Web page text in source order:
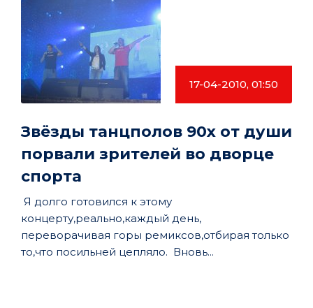
17-04-2010, 01:50
Звёзды танцполов 90х от души
порвали зрителей во дворце
спорта
Я долго готовился к этому
концерту,реально,каждый день,
переворачивая горы ремиксов,отбирая только
то,что посильней цепляло. Вновь...